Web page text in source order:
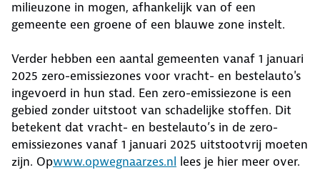
milieuzone in mogen, afhankelijk van of een
gemeente een groene of een blauwe zone instelt.
Verder hebben een aantal gemeenten vanaf 1 januari
2025 zero-emissiezones voor vracht- en bestelauto's
ingevoerd in hun stad. Een zero-emissiezone is een
gebied zonder uitstoot van schadelijke stoffen. Dit
betekent dat vracht- en bestelauto’s in de zero-
emissiezones vanaf 1 januari 2025 uitstootvrij moeten
zijn. Opwww.opwegnaarzes.nl lees je hier meer over.